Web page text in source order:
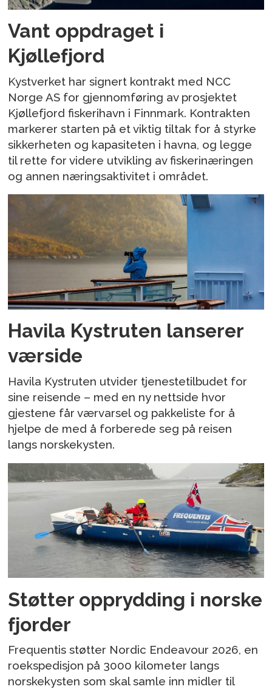
Vant oppdraget i
Kjøllefjord
Kystverket har signert kontrakt med NCC
Norge AS for gjennomføring av prosjektet
Kjøllefjord fiskerihavn i Finnmark. Kontrakten
markerer starten på et viktig tiltak for å styrke
sikkerheten og kapasiteten i havna, og legge
til rette for videre utvikling av fiskerinæringen
og annen næringsaktivitet i området.
Havila Kystruten lanserer
værside
Havila Kystruten utvider tjenestetilbudet for
sine reisende – med en ny nettside hvor
gjestene får værvarsel og pakkeliste for å
hjelpe de med å forberede seg på reisen
langs norskekysten.
Støtter opprydding i norske
fjorder
Frequentis støtter Nordic Endeavour 2026, en
roekspedisjon på 3000 kilometer langs
norskekysten som skal samle inn midler til